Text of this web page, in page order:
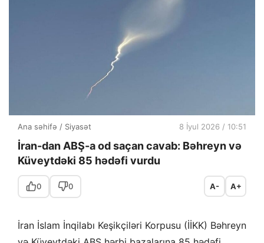
Ana səhifə / Siyasət 8 İyul 2026 / 10:51
İran-dan ABŞ-a od saçan cavab: Bəhreyn və
Küveytdəki 85 hədəfi vurdu
0 0 A- A+
İran İslam İnqilabı Keşikçiləri Korpusu (İİKK) Bəhreyn